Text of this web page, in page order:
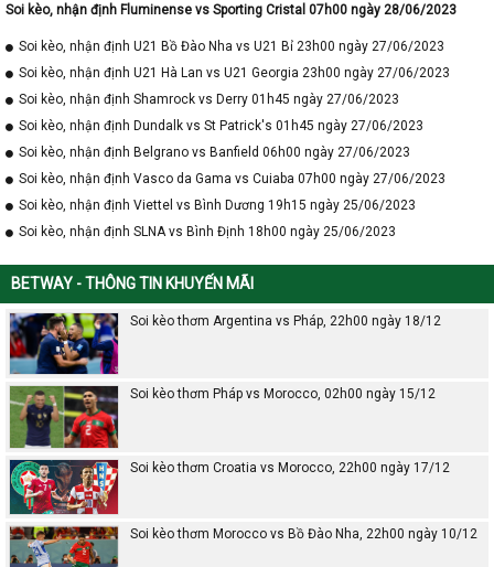
Soi kèo, nhận định Fluminense vs Sporting Cristal 07h00 ngày 28/06/2023
Soi kèo, nhận định U21 Bồ Đào Nha vs U21 Bỉ 23h00 ngày 27/06/2023
Soi kèo, nhận định U21 Hà Lan vs U21 Georgia 23h00 ngày 27/06/2023
Soi kèo, nhận định Shamrock vs Derry 01h45 ngày 27/06/2023
Soi kèo, nhận định Dundalk vs St Patrick's 01h45 ngày 27/06/2023
Soi kèo, nhận định Belgrano vs Banfield 06h00 ngày 27/06/2023
Soi kèo, nhận định Vasco da Gama vs Cuiaba 07h00 ngày 27/06/2023
Soi kèo, nhận định Viettel vs Bình Dương 19h15 ngày 25/06/2023
Soi kèo, nhận định SLNA vs Bình Định 18h00 ngày 25/06/2023
BETWAY - THÔNG TIN KHUYẾN MÃI
Soi kèo thơm Argentina vs Pháp, 22h00 ngày 18/12
Soi kèo thơm Pháp vs Morocco, 02h00 ngày 15/12
Soi kèo thơm Croatia vs Morocco, 22h00 ngày 17/12
Soi kèo thơm Morocco vs Bồ Đào Nha, 22h00 ngày 10/12